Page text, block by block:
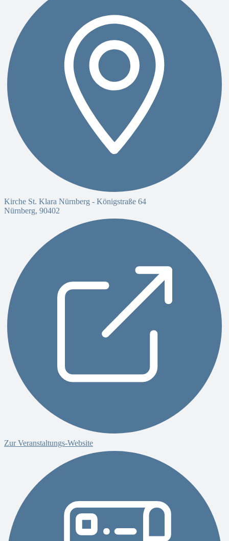
Kirche St. Klara Nürnberg - Königstraße 64
Nürnberg, 90402
Zur Veranstaltungs-Website